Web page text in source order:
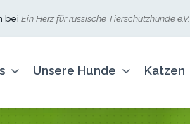
bei Ein Herz für russische Tierschutzhunde e.V.
Unsere Hunde Katzen